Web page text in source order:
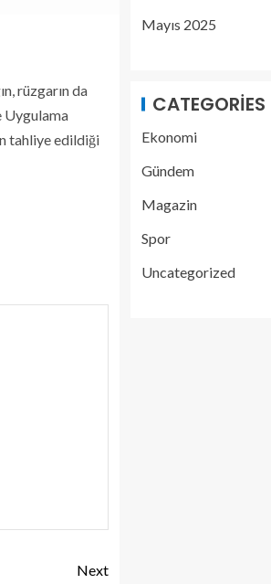
rüzgarın da
Uygulama
tahliye edildiği
Next
Mayıs 2025
CATEGORIES
Ekonomi
Gündem
Magazin
Spor
Uncategorized